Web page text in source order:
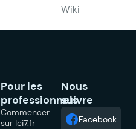
Wiki
Pour les
professionnels
Commencer
sur Ici7.fr
Nous
suivre
Facebook